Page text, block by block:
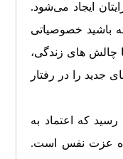
ایجاد می‌شود.
باشید خصوصیاتی
چالش های زندگی،
را در رفتار
که اعتماد به
عزت نفس است.